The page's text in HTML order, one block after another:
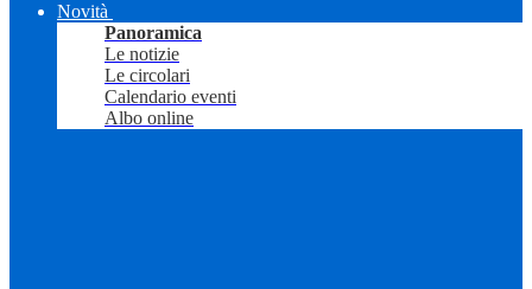
Novità
Panoramica
Le notizie
Le circolari
Calendario eventi
Albo online